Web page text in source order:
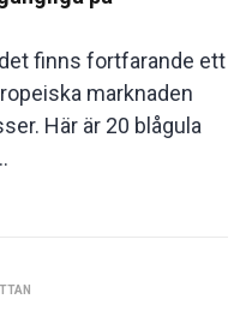
finns fortfarande ett
marknaden
Här är 20 blågula